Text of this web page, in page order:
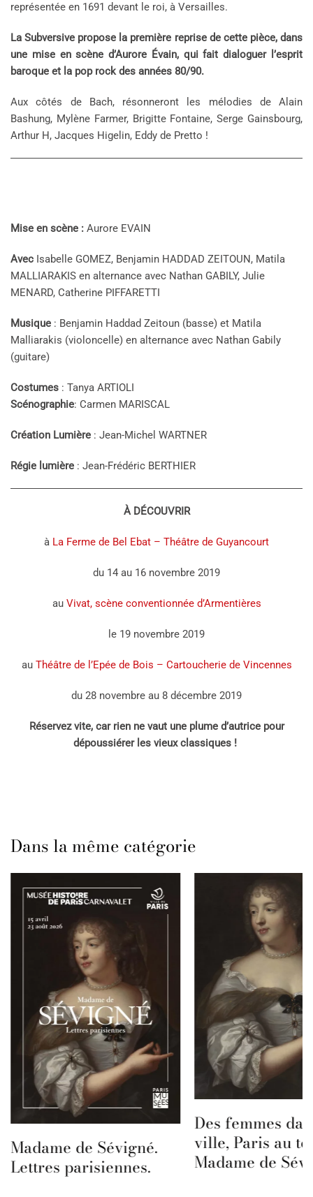
représentée en 1691 devant le roi, à Versailles.
La Subversive propose la première reprise de cette pièce, dans
une mise en scène d’Aurore Évain, qui fait dialoguer l’esprit
baroque et la pop rock des années 80/90.
Aux côtés de Bach, résonneront les mélodies de Alain
Bashung, Mylène Farmer, Brigitte Fontaine, Serge Gainsbourg,
Arthur H, Jacques Higelin, Eddy de Pretto !
Mise en scène : Aurore EVAIN
Avec Isabelle GOMEZ, Benjamin HADDAD ZEITOUN, Matila
MALLIARAKIS en alternance avec Nathan GABILY, Julie
MENARD, Catherine PIFFARETTI
Musique : Benjamin Haddad Zeitoun (basse) et Matila
Malliarakis (violoncelle) en alternance avec Nathan Gabily
(guitare)
Costumes : Tanya ARTIOLI
Scénographie: Carmen MARISCAL
Création Lumière : Jean-Michel WARTNER
Régie lumière : Jean-Frédéric BERTHIER
À DÉCOUVRIR
à La Ferme de Bel Ebat – Théâtre de Guyancourt
du 14 au 16 novembre 2019
au Vivat, scène conventionnée d’Armentières
le 19 novembre 2019
au Théâtre de l’Epée de Bois – Cartoucherie de Vincennes
du 28 novembre au 8 décembre 2019
Réservez vite, car rien ne vaut une plume d’autrice pour
dépoussiérer les vieux classiques !
Dans la même catégorie
Madame de Sévigné.
Lettres parisiennes.
Des femmes
ville, Paris au
Madame de